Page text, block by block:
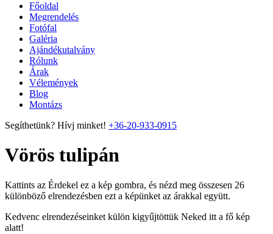
Főoldal
Megrendelés
Fotófal
Galéria
Ajándékutalvány
Rólunk
Árak
Vélemények
Blog
Montázs
Segíthetünk? Hívj minket! +36-20-933-0915
Vörös tulipán
Kattints az Érdekel ez a kép gombra, és nézd meg összesen 26
különböző elrendezésben ezt a képünket az árakkal együtt.
Kedvenc elrendezéseinket külön kigyűjtöttük Neked itt a fő kép
alatt!